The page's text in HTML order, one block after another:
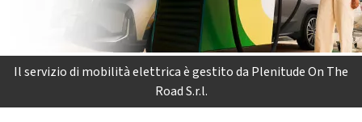
Il servizio di mobilità elettrica è gestito da Plenitude On The
Road S.r.l.